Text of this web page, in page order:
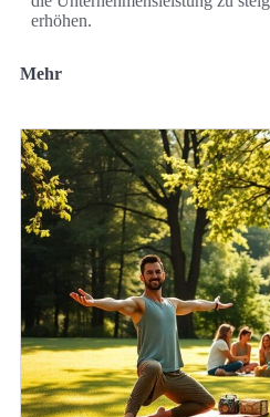
erhöhen.
Mehr